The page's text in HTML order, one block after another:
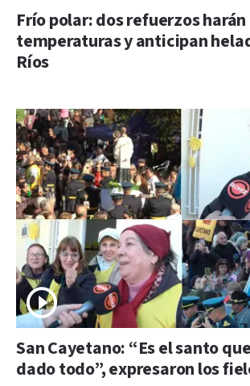
Frío polar: dos refuerzos
temperaturas y anticipan
Ríos
San Cayetano: “Es el santo
dado todo”, expresaron los